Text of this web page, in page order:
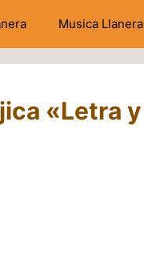
Musica Llanera
«Letra y